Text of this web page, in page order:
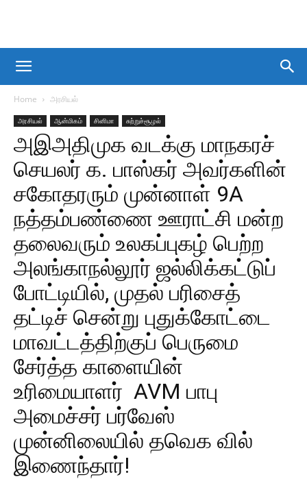
Home அரசியல்
அரசியல் ஆன்மிகம் சினிமா சுற்றுச்சூழல்
அஇஅதிமுக வடக்கு மாநகரச்
செயலர் க. பாஸ்கர் அவர்களின்
சகோதரரும் முன்னாள் 9A
நத்தம்பண்ணை ஊராட்சி மன்ற
தலைவரும் உலகப்புகழ் பெற்ற
அலங்காநல்லூர் ஜல்லிக்கட்டுப்
போட்டியில், முதல் பரிசைத்
தட்டிச் சென்று புதுக்கோட்டை
மாவட்டத்திற்குப் பெருமை
சேர்த்த காளையின்
உரிமையாளர் AVM பாபு
அமைச்சர் பர்வேஸ்
முன்னிலையில் தவெக வில்
இணைந்தார்!